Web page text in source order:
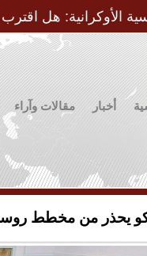
الأوكرانية: هل
أخبار مقالات وآراء
يحذر من مخطط